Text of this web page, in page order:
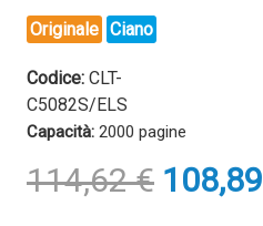
Originale Ciano
Codice: CLT-
C5082S/ELS
Capacità: 2000 pagine
114,62€ Il
prezzo
108,89